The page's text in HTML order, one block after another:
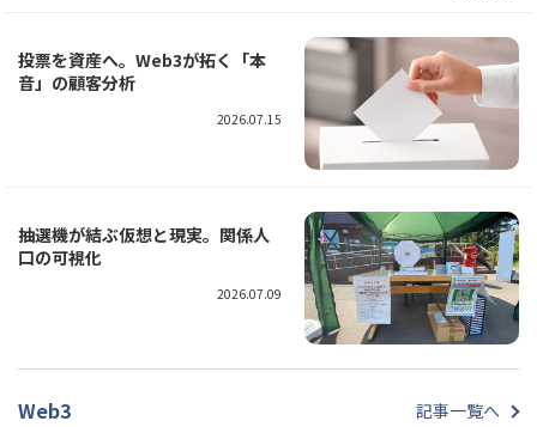
投票を資産へ。Web3が拓く「本
音」の顧客分析
2026.07.15
抽選機が結ぶ仮想と現実。関係人
口の可視化
2026.07.09
Web3 記事一覧へ